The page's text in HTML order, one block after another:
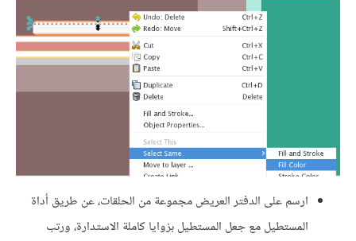
ارسم على الدفتر العريض مجموعة من الحلقات، عن طريق أداة
المستطيل مع جعل المستطيل بزوايا كاملة الاستدارة، ورتب